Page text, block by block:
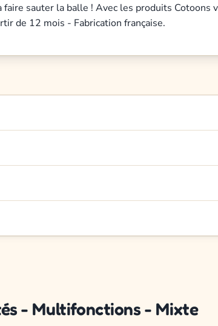
sauter la balle ! Avec les produits Cotoons
de 12 mois - Fabrication française.
- Multifonctions - Mixte